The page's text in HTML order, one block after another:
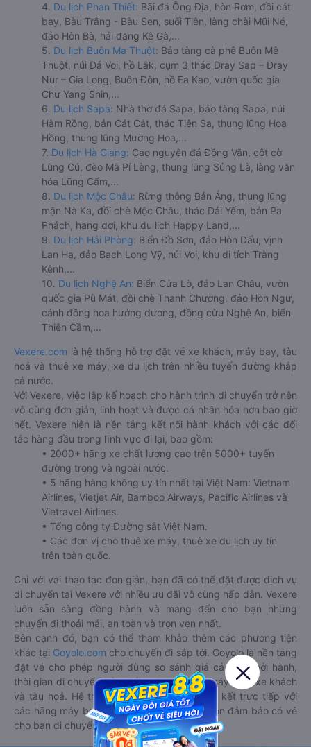
4. Du lịch Phan Thiết: Bãi đá Ông Địa, hòn Rơm, đồi cát
bay, Bàu Trắng - Bàu Sen, suối Tiên, làng chài Mũi Né,
đảo Hòn Bà, hải đăng Kê Gà,...
5. Du lịch Buôn Ma Thuột: Bảo tàng cà phê Buôn Mê
Thuột, núi Đá Voi, hồ Lắk, cụm 3 thác Dray Sap – Dray
Nur – Gia Long, Buôn Đôn, hồ Ea Kao, vườn quốc gia
Chư Yang Shin,...
6. Du lịch Sapa: Nhà thờ đá Sapa, bảo tàng Sapa, núi
Hàm Rồng, bản Cát Cát, thác Tiên Sa, thung lũng Hoa
Hồng, thung lũng Mường Hoa,...
7. Du lịch Hà Giang: Cao nguyên đá Đồng Văn, cột cờ
Lũng Cú, đèo Mã Pí Lèng, thung lũng Sủng Là, làng văn
hóa Lũng Cẩm,...
8. Du lịch Mộc Châu: Rừng thông Bản Áng, thung lũng
mận Nà Ka, đồi chè Mộc Châu, thác Dải Yếm, bản Pa
Phách, hang dơi, khu du lịch Happy Land,...
9. Du lịch Hải Phòng: Biển Đồ Sơn, đảo Hòn Dấu, vịnh
Lan Hạ, đảo Bạch Long Vỹ, núi Voi, khu di tích Tràng
Kênh,...
10. Du lịch Nghệ An: Biển Cửa Lò, đảo Lan Châu, vườn
quốc gia Pù Mát, đồi chè Thanh Chương, đảo Hòn Ngư,
cánh đồng hoa hướng dương, đồng cừu Nghệ An, biển
Thiên Cầm,...
Vexere.com là hệ thống hỗ trợ đặt vé xe khách, máy bay, tàu
hoả và thuê xe máy, xe du lịch trên nhiều tuyến đường khắp
cả nước.
Với Vexere, việc lập kế hoạch cho hành trình di chuyển trở nên
vô cùng đơn giản, linh hoạt và được cá nhân hóa hơn bao giờ
hết. Vexere hiện là nền tảng kết nối hành khách với các đối
tác hàng đầu trong lĩnh vực đi lại, bao gồm:
• 2000+ hãng xe chất lượng cao trên 5000+ tuyến
đường trong và ngoài nước.
• 5 hãng hàng không uy tín nhất tại Việt Nam: Vietnam
Airlines, Vietjet Air, Bamboo Airways, Pacific Airlines và
Vietravel Airlines.
• Tổng công ty Đường sắt Việt Nam.
• Các đơn vị cho thuê xe máy, thuê xe du lịch uy tín
trên toàn quốc.
Chỉ với vài thao tác đơn giản, bạn đã có thể đặt được dịch vụ
di chuyển tại Vexere với nhiều ưu đãi vô cùng hấp dẫn. Vexere
luôn sẵn sàng đồng hành và mang đến cho bạn những
chuyến đi thoải mái, an toàn và trọn vẹn nhất.
Bên cạnh đó, bạn có thể tham khảo thêm các phương tiện
khác tại Goyolo.com cho chuyến đi sắp tới. Goyolo là nền tảng
đặt vé cho phép người dùng so sánh giá cả, giờ khởi hành,
thời gian di chuyển của nhiều phương tiện máy bay, xe khách
và tàu hoả. Hệ thống của Goyolo được liên kết trực tiếp với
các hãng máy bay, xe khách và tàu hoả, luôn đảm bảo có vé
cho bạn di chuyển.